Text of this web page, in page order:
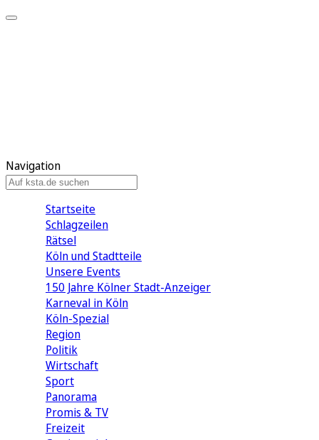
Navigation
Startseite
Schlagzeilen
Rätsel
Köln und Stadtteile
Unsere Events
150 Jahre Kölner Stadt-Anzeiger
Karneval in Köln
Köln-Spezial
Region
Politik
Wirtschaft
Sport
Panorama
Promis & TV
Freizeit